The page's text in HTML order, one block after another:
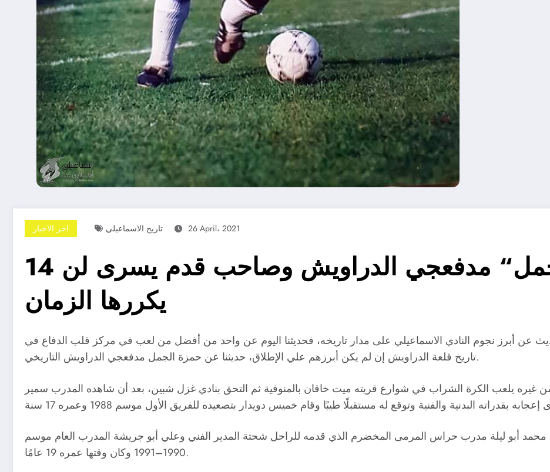
اخر الاخبار تاريخ الاسماعيلي 26 April، 2021
14 رمضان — ”حمزة الجمل“ مدفعجي الدراويش وصاحب قدم يسرى لن
يكررها الزمان
عن أبرز نجوم النادي الاسماعيلي على مدار تاريخه، فحديثنا اليوم عن واحد من أفضل من لعب في مركز قلب الدفاع في
تاريخ قلعة الدراويش إن لم يكن أبرزهم علي الإطلاق، حديثنا عن حمزة الجمل مدفعجي الدراويش التاريخي.
غيره يلعب الكرة الشراب في شوارع قريته ميت خاقان بالمنوفية ثم التحق بنادي غزل شبين، بعد أن شاهده المدرب سمير
أبو ليلة مدرب حراس المرمى المخضرم الذي قدمه للراحل شحتة المدير الفني وعلي أبو جريشة المدرب العام موسم
1990–1991 وكان وقتها عمره 19 عامًا.